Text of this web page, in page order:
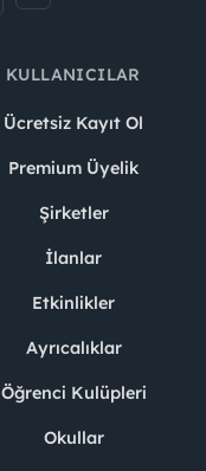
KULLANICILAR
Ücretsiz Kayıt Ol
Premium Üyelik
Şirketler
İlanlar
Etkinlikler
Ayrıcalıklar
Öğrenci Kulüpleri
Okullar